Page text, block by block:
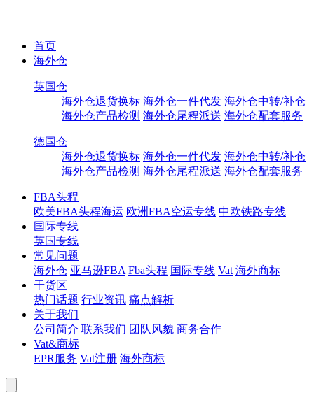
首页
海外仓
英国仓
海外仓退货换标 海外仓一件代发 海外仓中转/补仓
海外仓产品检测 海外仓尾程派送 海外仓配套服务
德国仓
海外仓退货换标 海外仓一件代发 海外仓中转/补仓
海外仓产品检测 海外仓尾程派送 海外仓配套服务
FBA头程
欧美FBA头程海运 欧洲FBA空运专线 中欧铁路专线
国际专线
英国专线
常见问题
海外仓 亚马逊FBA Fba头程 国际专线 Vat 海外商标
干货区
热门话题 行业资讯 痛点解析
关于我们
公司简介 联系我们 团队风貌 商务合作
Vat&商标
EPR服务 Vat注册 海外商标